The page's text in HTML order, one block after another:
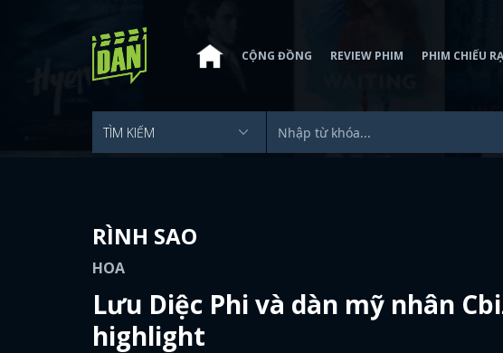
CỘNG ĐỒNG REVIEW PHIM PHIM CHIẾU
RÌNH SAO
HOA
Lưu Diệc Phi và dàn mỹ nhân
highlight